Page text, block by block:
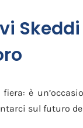
è
sul futuro